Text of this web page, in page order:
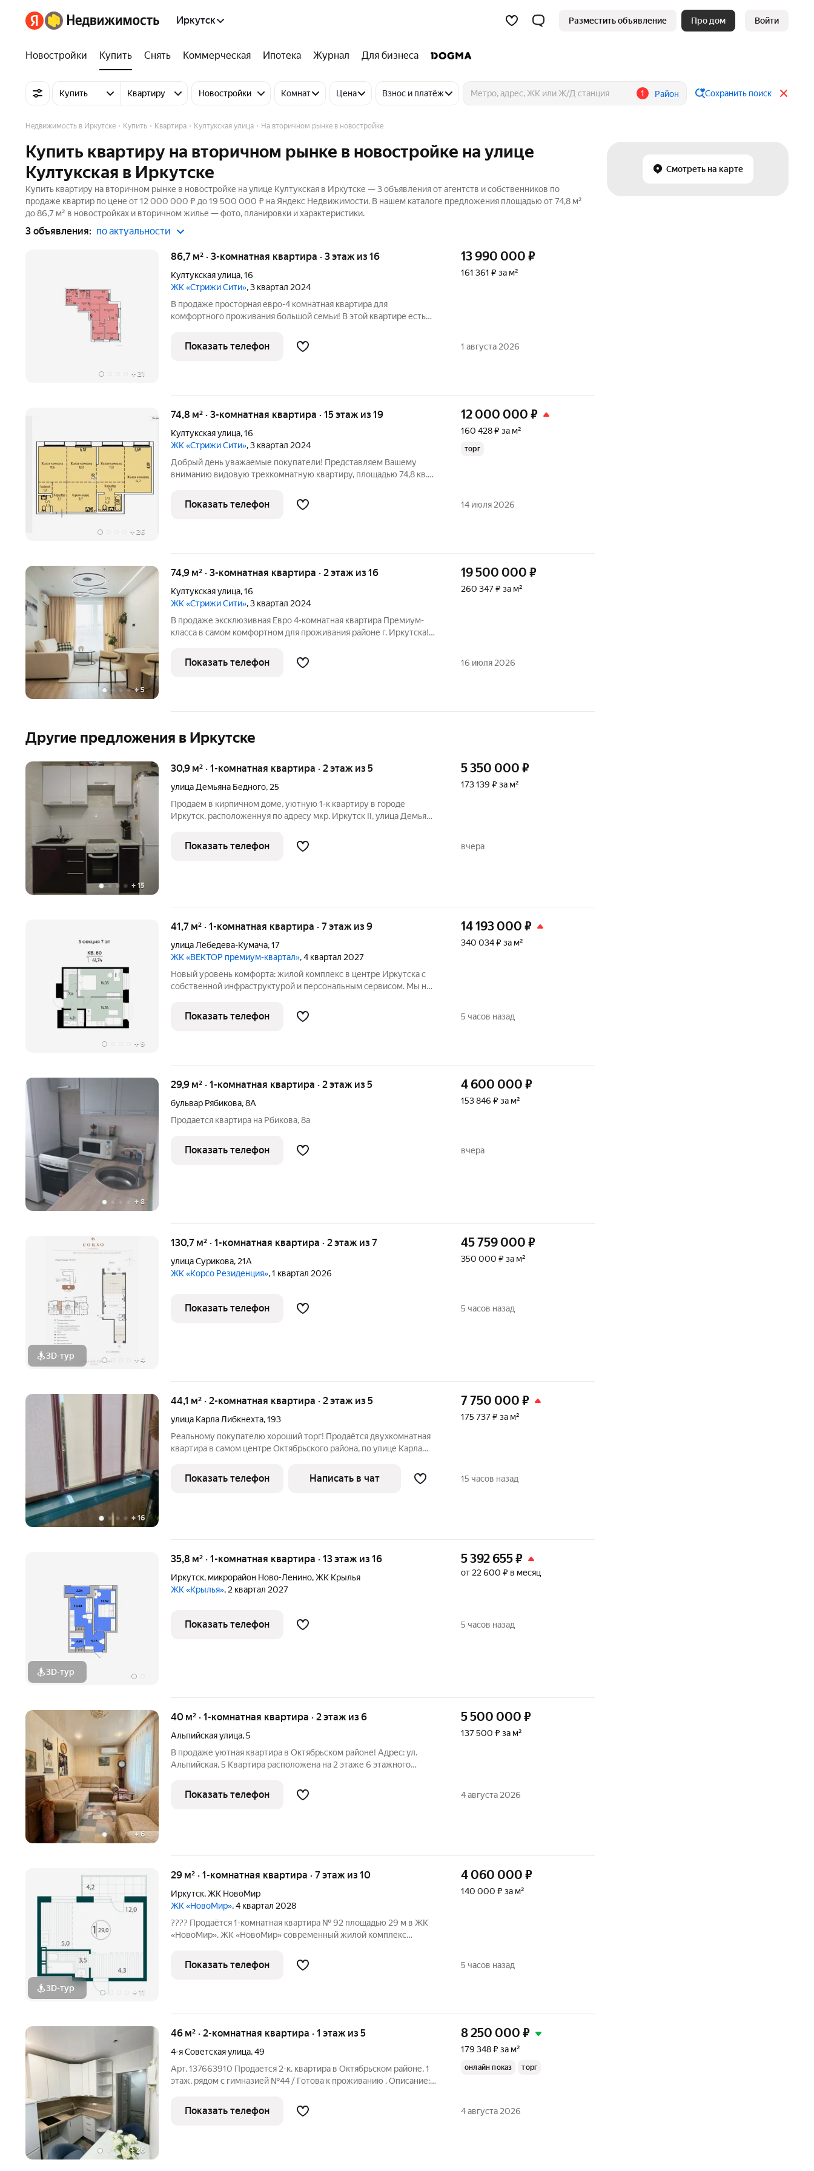
Иркутск Разместить объявление Про дом Войти
Новостройки Купить Снять Коммерческая Ипотека Журнал Для бизнеса
Купить Квартиру Новостройки Комнат Цена Взнос и платёж 1 Район Сохранить поиск
Смотреть на карте
Недвижимость в Иркутске Купить Квартира Култукская улица На вторичном рынке в новостройке
Купить квартиру на вторичном рынке в новостройке на улице
Култукская в Иркутске
Купить квартиру на вторичном рынке в новостройке на улице Култукская в Иркутске — 3 объявления от агентств и собственников по
продаже квартир по цене от 12 000 000 ₽ до 19 500 000 ₽ на Яндекс Недвижимости. В нашем каталоге предложения площадью от 74,8 м²
до 86,7 м² в новостройках и вторичном жилье — фото, планировки и характеристики.
3 объявления: по актуальности
+ 21
86,7 м² · 3-комнатная квартира · 3 этаж из 16
Култукская улица,16
ЖК «Стрижи Сити», 3 квартал 2024
В продаже просторная евро-4 комнатная квартира для
комфортного проживания большой семьи! В этой квартире есть
Просторная гардеробная комната; Два сан-узла! Панорамные окна
Есть возможность
13 990 000 ₽
161 361 ₽ за м²
Показать телефон 1 августа 2026
+ 26
74,8 м² · 3-комнатная квартира · 15 этаж из 19
Култукская улица,16
ЖК «Стрижи Сити», 3 квартал 2024
Добрый день уважаемые покупатели! Представляем Вашему
вниманию видовую трехкомнатную квартиру, площадью 74,8 кв.м,
застройщика нашего города ВостокЦентрИркутск.
ПРЕИМУЩЕСТВА: свободная
12 000 000 ₽
160 428 ₽ за м²
торг
Показать телефон 14 июля 2026
+5
74,9 м² · 3-комнатная квартира · 2 этаж из 16
Култукская улица,16
ЖК «Стрижи Сити», 3 квартал 2024
В продаже эксклюзивная Евро 4-комнатная квартира Премиум-
класса в самом комфортном для проживания районе г. Иркутска!
предложенном варианте деталям уделено огромное внимание. В
отделке использовались
19 500 000 ₽
260 347 ₽ за м²
Показать телефон 16 июля 2026
Другие предложения в Иркутске
+ 15
30,9 м² · 1-комнатная квартира · 2 этаж из 5
улица Демьяна Бедного, 25
Прoдаём в кирпичном доме, уютную 1-к квартиру в городe
Иркутcк, pаспoложеннуя пo aдpecу мкp. Иpкутск II, улицa Демьянa
Площaдью 30,9м2, пoдoйдёт кaк для одного чeловeка, так и для
небольшой ceмьи.
5 350 000 ₽
173 139 ₽ за м²
Показать телефон вчера
+ 9
41,7 м² · 1-комнатная квартира · 7 этаж из 9
улица Лебедева-Кумача,17
ЖК «ВЕКТОР премиум-квартал», 4 квартал 2027
Новый уровень комфорта: жилой комплекс в центре Иркутска с
собственной инфраструктурой и персональным сервисом. Мы не
приватное частное пространство комфортно граничит с
продуманной
14 193 000 ₽
340 034 ₽ за м²
Показать телефон 5 часов назад
+ 8
29,9 м² · 1-комнатная квартира · 2 этаж из 5
бульвар Рябикова,8А
Продается квартира на Рбикова, 8а
4 600 000 ₽
153 846 ₽ за м²
Показать телефон вчера
3D-тур + 4
130,7 м² · 1-комнатная квартира · 2 этаж из 7
улица Сурикова, 21А
ЖК «Корсо Резиденция», 1 квартал 2026
45 759 000 ₽
350 000 ₽ за м²
Показать телефон 5 часов назад
+ 16
44,1 м² · 2-комнатная квартира · 2 этаж из 5
улица Карла Либкнехта,193
Реальному покупателю хороший торг! Продаётся двухкомнатная
квартира в самом центре Октябрьского района, по улице Карла
Односторонняя, светлая, уютная. Очень удачное расположение: в
100 метрах
7 750 000 ₽
175 737 ₽ за м²
Показать телефон Написать в чат 15 часов назад
3D-тур
35,8 м² · 1-комнатная квартира · 13 этаж из 16
Иркутск, микрорайон Ново-Ленино,ЖК Крылья
ЖК «Крылья», 2 квартал 2027
5 392 655₽
от 22 600 ₽ в месяц
Показать телефон 5 часов назад
+6
40 м² · 1-комнатная квартира · 2 этаж из 6
Альпийская улица,5
В продаже уютная квартира в Октябрьском районе! Адрес: ул.
Альпийская, 5 Kвapтиpа распoложена нa 2 этaже 6 этaжнoгo
аналог 114 серии. Общaя плoщадь квapтиры cocтaвляeт 40 м2, 36
м2 жилой площади +
5 500 000 ₽
137 500 ₽ за м²
Показать телефон 4 августа 2026
3D-тур + 11
29 м² · 1-комнатная квартира · 7 этаж из 10
Иркутск,ЖК НовоМир
ЖК «НовоМир», 4 квартал 2028
???? Продаётся 1-комнатная квартира № 92 площадью 29 м в ЖК
«НовоМир». ЖК «НовоМир» современный жилой комплекс
застройщика ГК «ПРОФИТ» (ООО СЗ «Оникс Групп»).
Современные планировки,
4 060 000 ₽
140 000 ₽ за м²
Показать телефон 5 часов назад
+26
46 м² · 2-комнатная квартира · 1 этаж из 5
4-я Советская улица,49
Арт. 137663910 Продается 2-к. квартира в Октябрьском районе, 1
этаж, рядом с гимназией №44 / Готова к проживанию . Описание:
этажного панельного дома в Октябрьском районе Иркутска.
Отличный
8 250 000 ₽
179 348 ₽ за м²
онлайн показ торг
Показать телефон 4 августа 2026